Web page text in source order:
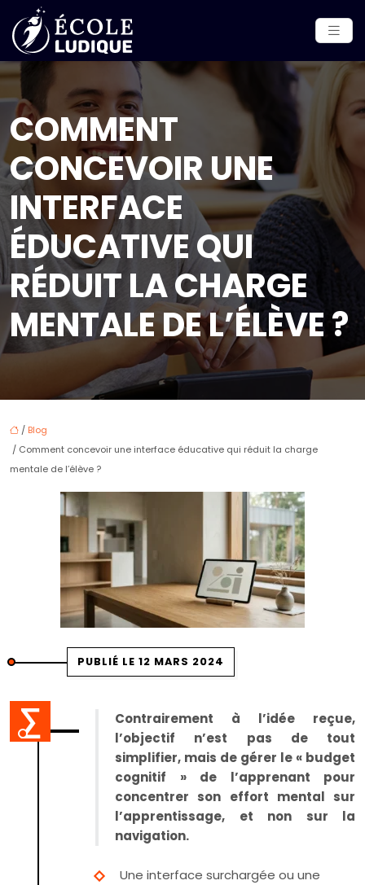
COMMENT
CONCEVOIR UNE
INTERFACE
ÉDUCATIVE QUI
RÉDUIT LA CHARGE
MENTALE DE L’ÉLÈVE ?
/ Blog
/ Comment concevoir une interface éducative qui réduit la charge
mentale de l’élève ?
PUBLIÉ LE 12 MARS 2024
Contrairement à l’idée reçue,
l’objectif n’est pas de tout
simplifier, mais de gérer le « budget
cognitif » de l’apprenant pour
concentrer son effort mental sur
l’apprentissage, et non sur la
navigation.
Une interface surchargée ou une